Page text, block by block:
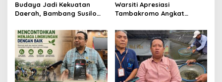
Budaya Jadi Kekuatan
Daerah, Bambang Susilo
Festival Adhi Loka
Warsiti Apresiasi
Tambakromo Angkat
Adhi Loka